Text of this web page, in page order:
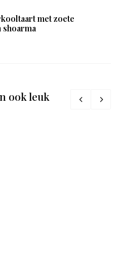
met zoete
shoarma
ook leuk